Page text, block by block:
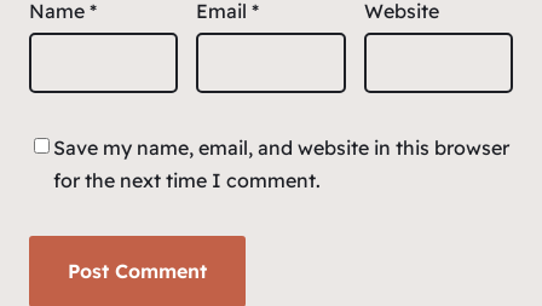
Name * Email* Website
Save my name, email, and website in this browser
for the next time I comment.